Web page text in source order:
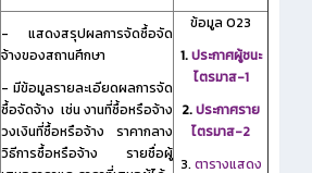
- แสดงสรุปผลการจัดซื้อจัด
จ้างของสถานศึกษา
- มีข้อมูลรายละเอียดผลการจัด
ซื้อจัดจ้าง เช่น งานที่ซื้อหรือจ้าง
วงเงินที่ซื้อหรือจ้าง ราคากลาง
วิธีการซื้อหรือจ้าง รายชื่อผู้
ข้อมูล O23
1.ประกาศผู้ชนะ
ไตรมาส-1
2.ประกาศราย
ไตรมาส-2
3. ตารางแสดง